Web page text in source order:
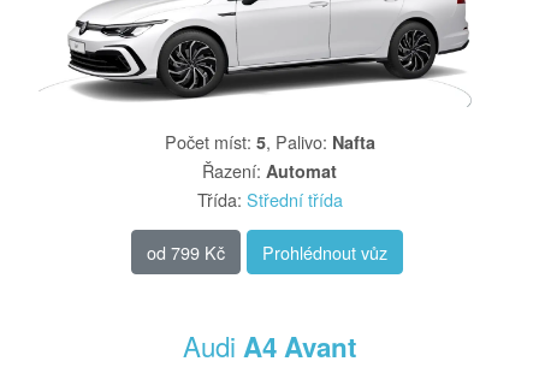
Počet míst: 5, Palivo: Nafta
Řazení: Automat
Třída: Střední třída
od 799 Kč Prohlédnout vůz
Audi A4 Avant